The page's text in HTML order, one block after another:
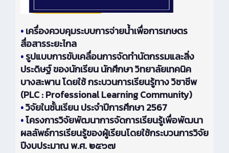
•เครื่องควบคุมระบบการจ่ายน้ำเพื่อการเกษตร
สื่อสารระยะไกล
•รูปแบบการขับเคลื่อนการจัดทำนัตกรรมและสิ่ง
ประดิษฐ์ ของนักเรียน นักศึกษา วิทยาลัยเทคนิค
บางสะพาน โดยใช้ กระบวนการเรียนรู้ทาง วิชาชีพ
(PLC : Professional Learning Community)
•วิจัยในชั้นเรียน ประจำปีการศึกษา 2567
•โครงการวิจัยพัฒนาการจัดการเรียนรู้เพื่อพัฒนา
ผลลัพธ์การเรียนรู้ของผู้เรียนโดยใช้กระบวนการวิจัย
ปีงบประมาณ พ.ศ. ๒๕๖๗